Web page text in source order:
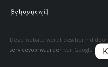
Deze website wordt beschermd door
servicevoorwaarden van Google zijn